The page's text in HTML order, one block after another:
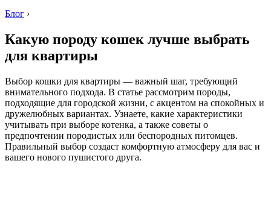
Блог ›
Какую породу кошек лучше выбрать
для квартиры
Выбор кошки для квартиры — важный шаг, требующий
внимательного подхода. В статье рассмотрим породы,
подходящие для городской жизни, с акцентом на спокойных и
дружелюбных вариантах. Узнаете, какие характеристики
учитывать при выборе котенка, а также советы о
предпочтении породистых или беспородных питомцев.
Правильный выбор создаст комфортную атмосферу для вас и
вашего нового пушистого друга.